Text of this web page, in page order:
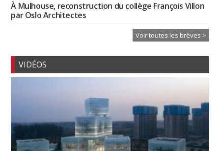
À Mulhouse, reconstruction du collège François Villon
par Oslo Architectes
Voir toutes les brèves >
VIDÉOS